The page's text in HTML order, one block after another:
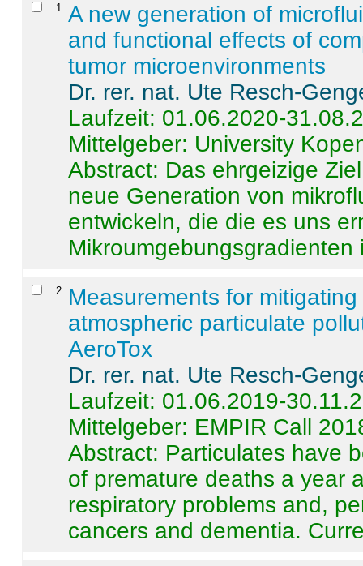
1
A new generation of
and functional effects of
tumor microenvironments
Dr. rer. nat. Ute Resch-
Laufzeit: 01.06.2020-
Mittelgeber: University
Abstract: Das ehrgeizige
neue Generation von
entwickeln, die die es uns
Mikroumgebungsgradienten
2
Measurements for
atmospheric particulate
AeroTox
Dr. rer. nat. Ute Resch-
Laufzeit: 01.06.2019-
Mittelgeber: EMPIR Call
Abstract: Particulates have
of premature deaths a year
respiratory problems and,
cancers and dementia.